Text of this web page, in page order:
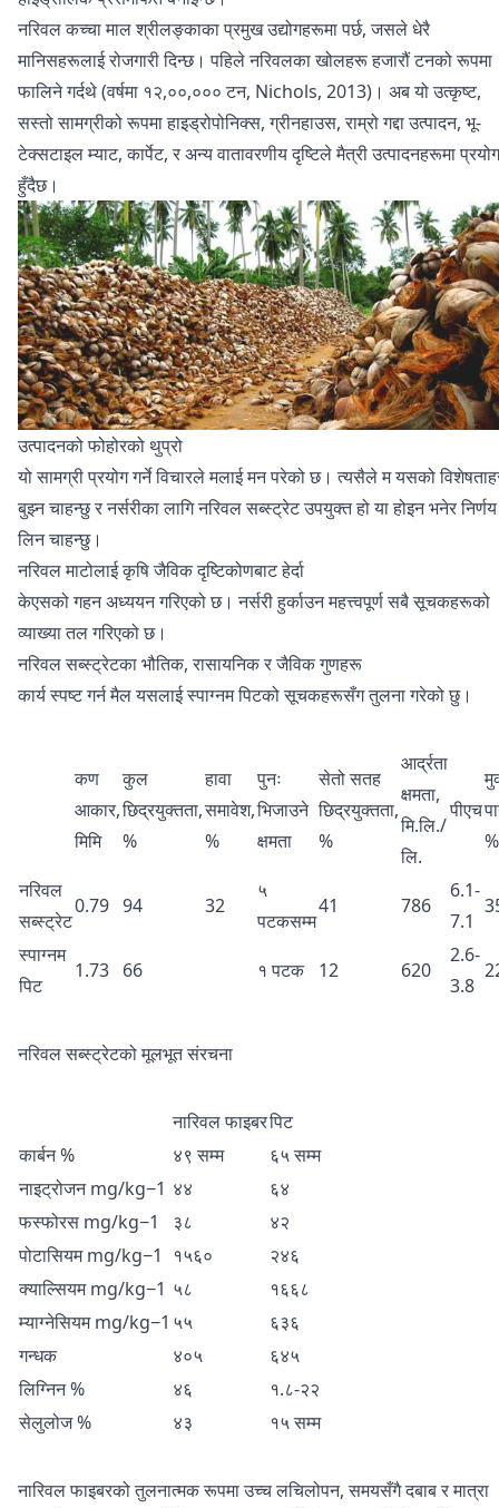
नरिवल कच्चा माल श्रीलङ्काका प्रमुख उद्योगहरूमा पर्छ, जसले धेरै
मानिसहरूलाई रोजगारी दिन्छ। पहिले नरिवलका खोलहरू हजारौं टनको रूपमा
फालिने गर्दथे (वर्षमा १२,००,००० टन, Nichols, 2013)। अब यो उत्कृष्ट,
सस्तो सामग्रीको रूपमा हाइड्रोपोनिक्स, ग्रीनहाउस, राम्रो गद्दा उत्पादन, भू-
टेक्सटाइल म्याट, कार्पेट, र अन्य वातावरणीय दृष्टिले मैत्री उत्पादनहरूमा प्रयोग
हुँदैछ।
उत्पादनको फोहोरको थुप्रो
यो सामग्री प्रयोग गर्ने विचारले मलाई मन परेको छ। त्यसैले म यसको
बुझ्न चाहन्छु र नर्सरीका लागि नरिवल सब्स्ट्रेट उपयुक्त हो या होइन भनेर निर्णय
लिन चाहन्छु।
नरिवल माटोलाई कृषि जैविक दृष्टिकोणबाट हेर्दा
केएसको गहन अध्ययन गरिएको छ। नर्सरी हुर्काउन महत्त्वपूर्ण सबै सूचकहरूको
व्याख्या तल गरिएको छ।
नरिवल सब्स्ट्रेटका भौतिक, रासायनिक र जैविक गुणहरू
कार्य स्पष्ट गर्न मैल यसलाई स्पाग्नम पिटको सूचकहरूसँग तुलना गरेको छु।
कण
आकार,
मिमि
कुल
छिद्रयुक्तता,
%
हावा
समावेश,
%
पुनः
भिजाउने
क्षमता
सेतो सतह
छिद्रयुक्तता,
%
आर्द्रता
क्षमता,
मि.लि./
लि.
पीएच
%
नरिवल
सब्स्ट्रेट
0.79 94 32
५
पटकसम्म
41 786
6.1-
7.1
स्पाग्नम
पिट
1.73 66 १ पटक 12 620
2.6-
3.8
नरिवल सब्स्ट्रेटको मूलभूत संरचना
नारिवल फाइबरपिट
कार्बन %
४९ सम्म
६५ सम्म
नाइट्रोजन mg/kg−1 ४४
६४
फस्फोरस mg/kg−1
३८
४२
पोटासियम mg/kg−1
१५६०
२४६
क्याल्सियम mg/kg−1 ५८
१६६८
म्याग्नेसियम mg/kg−1 ५५
६३६
गन्धक
४०५
६४५
लिग्निन %
४६
१.८-२२
सेलुलोज %
४३ १५ सम्म
नारिवल फाइबरको तुलनात्मक रूपमा उच्च लचिलोपन, समयसँगै दबाब र मात्रा